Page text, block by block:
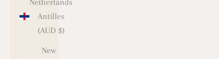
Netherlands
Antilles
(AUD $)
New